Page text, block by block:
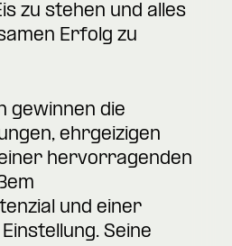
zu stehen und alles
Erfolg zu
gewinnen die
ehrgeizigen
hervorragenden
und einer
Seine